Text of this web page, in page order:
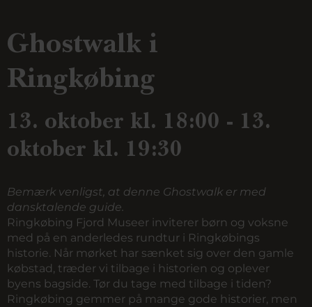
Ghostwalk i
Ringkøbing
13. oktober kl. 18:00 - 13.
oktober kl. 19:30
Bemærk venligst, at denne Ghostwalk er med
dansktalende guide.
Ringkøbing Fjord Museer inviterer børn og voksne
med på en anderledes rundtur i Ringkøbings
historie. Når mørket har sænket sig over den gamle
købstad, træder vi tilbage i historien og oplever
byens bagside. Tør du tage med tilbage i tiden?
Ringkøbing gemmer på mange gode historier, men